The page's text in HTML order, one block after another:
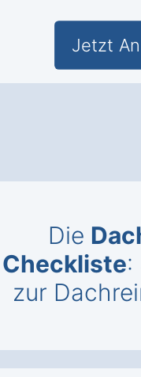
Jetzt
Die
Checkliste:
zur